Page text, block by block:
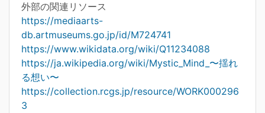
外部の関連リソース
https://mediaarts-
db.artmuseums.go.jp/id/M724741
https://www.wikidata.org/wiki/Q11234088
https://ja.wikipedia.org/wiki/Mystic_Mind_〜揺れ
る想い〜
https://collection.rcgs.jp/resource/WORK000296
3